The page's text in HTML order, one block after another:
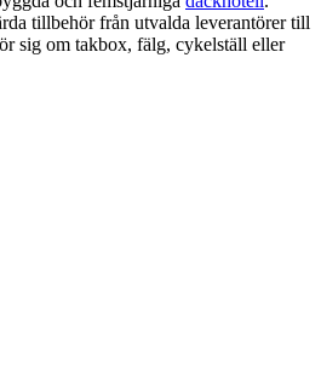
tillbehör från utvalda leverantörer till
sig om takbox, fälg, cykelställ eller